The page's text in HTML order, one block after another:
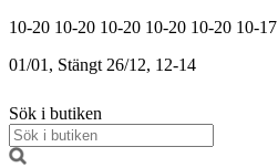
10-20 10-20 10-20 10-20 10-20 10-17
01/01, Stängt 26/12, 12-14
Sök i butiken